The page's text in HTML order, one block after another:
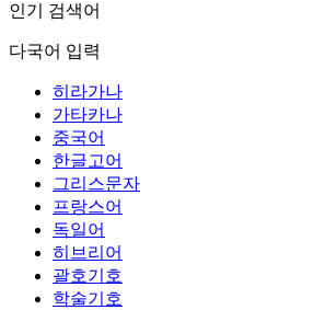
인기 검색어
다국어 입력
히라가나
가타카나
중국어
한글고어
그리스문자
프랑스어
독일어
히브리어
괄호기호
학술기호